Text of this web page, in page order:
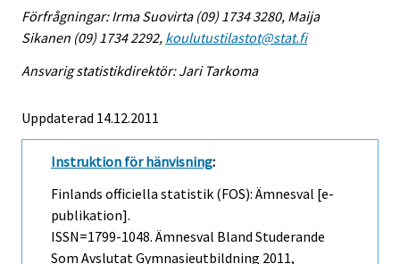
Förfrågningar: Irma Suovirta (09) 1734 3280, Maija
Sikanen (09) 1734 2292, koulutustilastot@stat.fi
Ansvarig statistikdirektör: Jari Tarkoma
Uppdaterad 14.12.2011
Instruktion för hänvisning:
Finlands officiella statistik (FOS): Ämnesval [e-
publikation].
ISSN=1799-1048. Ämnesval Bland Studerande
Som Avslutat Gymnasieutbildning 2011,